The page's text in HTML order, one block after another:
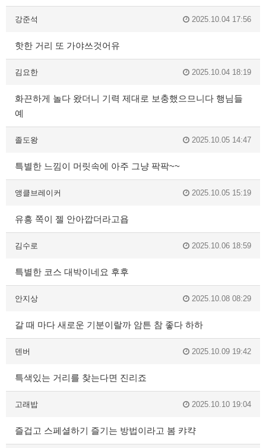
강준석 2025.10.04 17:56
핫한 거리 또 가야쓰것어유
김요한 2025.10.04 18:19
화끈하게 놀다 왔더니 기력 제대로 보충했으므니다 행님들
예
졸도왕 2025.10.05 14:47
특별한 느낌이 머릿속에 아주 그냥 팍팍~~
앵클브레이커 2025.10.05 15:19
유흥 쪽이 젤 안아깝더라고욥
김수로 2025.10.06 18:59
특별한 코스 대박이네요 후후
안지상 2025.10.08 08:29
갈 때 마다 새로운 기분이랄까 암튼 참 좋다 하하
덴버 2025.10.09 19:42
특색있는 거리를 찾는다면 진리죠
고래밥 2025.10.10 19:04
즐겁고 스페셜하기 즐기는 방법이라고 봄 캬캭